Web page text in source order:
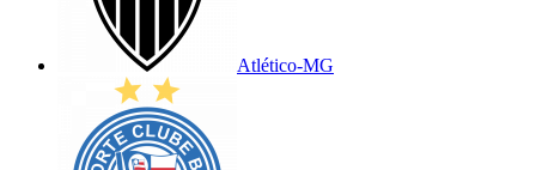
Atlético-MG